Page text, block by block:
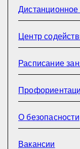
Дистанционное
Центр
Расписание
О безопасности
Вакансии